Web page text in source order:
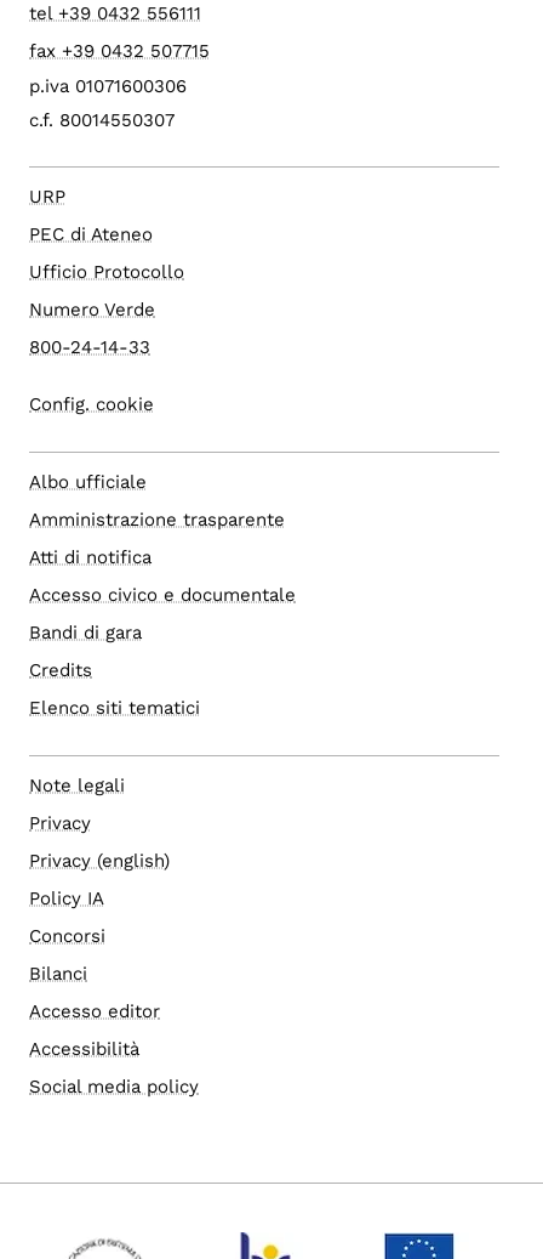
tel +39 0432 556111
fax +39 0432 507715
p.iva 01071600306
c.f. 80014550307
URP
PEC di Ateneo
Ufficio Protocollo
Numero Verde
800-24-14-33
Config. cookie
Albo ufficiale
Amministrazione trasparente
Atti di notifica
Accesso civico e documentale
Bandi di gara
Credits
Elenco siti tematici
Note legali
Privacy
Privacy (english)
Policy IA
Concorsi
Bilanci
Accesso editor
Accessibilità
Social media policy